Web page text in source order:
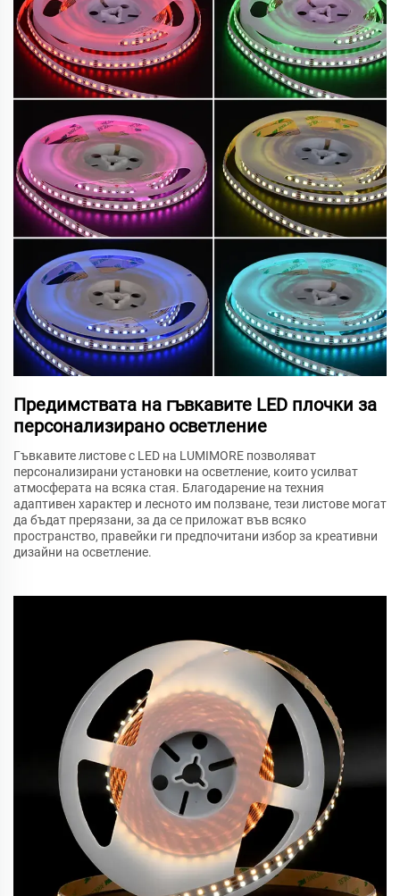
Предимствата на гъвкавите LED плочки за
персонализирано осветление
Гъвкавите листове с LED на LUMIMORE позволяват
персонализирани установки на осветление, които усилват
атмосферата на всяка стая. Благодарение на техния
адаптивен характер и лесното им ползване, тези листове могат
да бъдат прерязани, за да се приложат във всяко
пространство, правейки ги предпочитани избор за креативни
дизайни на осветление.